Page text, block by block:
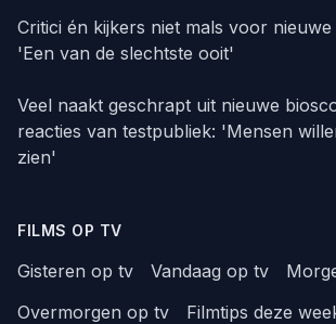
Critici én kijkers niet mals voor
'Een van de slechtste ooit'
Veel naakt geschrapt uit nieuwe
reacties van testpubliek: 'Mensen
zien'
FILMS OP TV
Gisteren op tv Vandaag op tv
Overmorgen op tv
Filmtips deze